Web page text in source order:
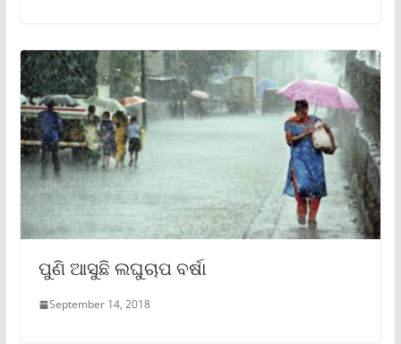
ପୁଣି ଆସୁଛି ଲଘୁଚାପ ବର୍ଷା
September 14, 2018